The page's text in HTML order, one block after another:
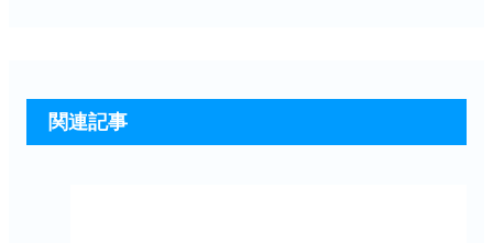
関連記事